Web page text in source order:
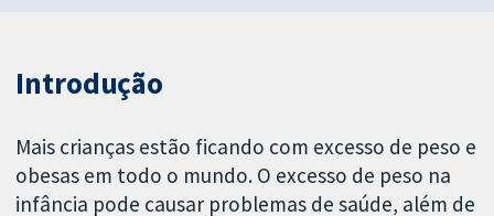
Introdução
Mais crianças estão ficando com excesso de peso e
obesas em todo o mundo. O excesso de peso na
infância pode causar problemas de saúde, além de